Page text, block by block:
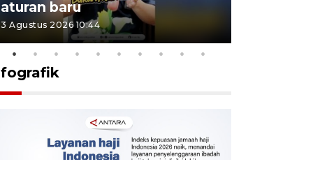
aturan baru
3 Agustus 2026 10:44